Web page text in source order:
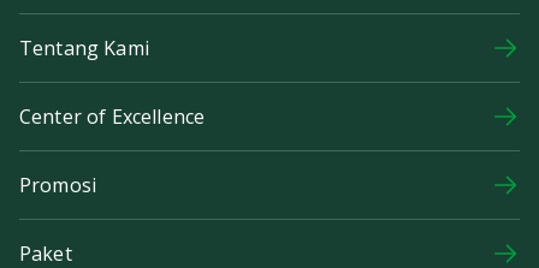
Tentang Kami
Center of Excellence
Promosi
Paket